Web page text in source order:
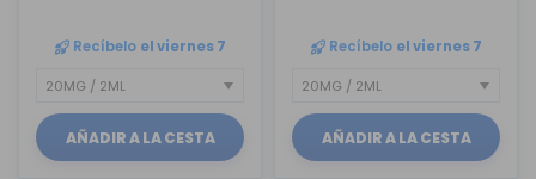
Recíbelo el viernes 7
AÑADIR A LA CESTA
Recíbelo el viernes 7
AÑADIR A LA CESTA